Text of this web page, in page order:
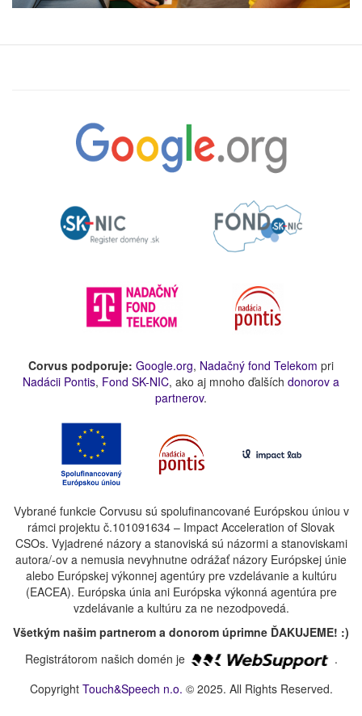
Corvus podporuje: Google.org, Nadačný fond Telekom pri
Nadácii Pontis, Fond SK-NIC, ako aj mnoho ďalších donorov a
partnerov.
Vybrané funkcie Corvusu sú spolufinancované Európskou úniou v
rámci projektu č.101091634 – Impact Acceleration of Slovak
CSOs. Vyjadrené názory a stanoviská sú názormi a stanoviskami
autora/-ov a nemusia nevyhnutne odrážať názory Európskej únie
alebo Európskej výkonnej agentúry pre vzdelávanie a kultúru
(EACEA). Európska únia ani Európska výkonná agentúra pre
vzdelávanie a kultúru za ne nezodpovedá.
Všetkým našim partnerom a donorom úprimne ĎAKUJEME! :)
Registrátorom našich domén je
.
Copyright Touch&Speech n.o. © 2025. All Rights Reserved.